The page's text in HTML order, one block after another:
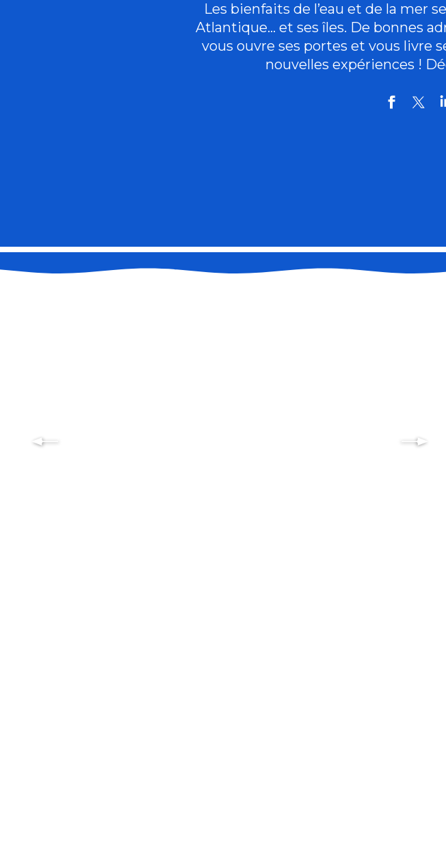
Les bienfaits de l’eau et de la mer
Atlantique… et ses îles. De bonnes
vous ouvre ses portes et vous livre
nouvelles expériences !